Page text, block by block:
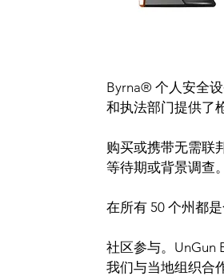
Byrna® 个人安全
和执法部门提供了
购买或携带无需联
等待期或背景调查。
在所有 50 个州都是
社区参与。UnGun
我们与当地组织合